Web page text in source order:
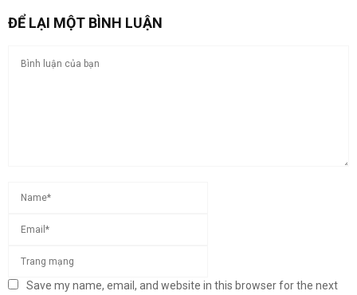
ĐỂ LẠI MỘT BÌNH LUẬN
Save my name, email, and website in this browser for the next